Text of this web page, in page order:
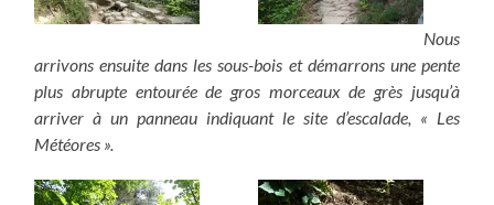
Nous
arrivons ensuite dans les sous-bois et démarrons une pente
plus abrupte entourée de gros morceaux de grès jusqu’à
arriver à un panneau indiquant le site d’escalade, « Les
Météores ».